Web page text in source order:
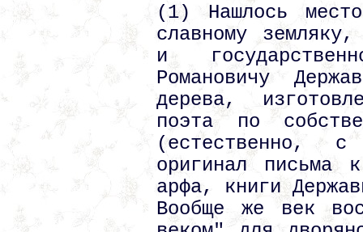
(1) Нашлось
славному
и
Романовичу
дерева,
поэта по
(естественно,
оригинал письма
арфа, книги
Вообще же век